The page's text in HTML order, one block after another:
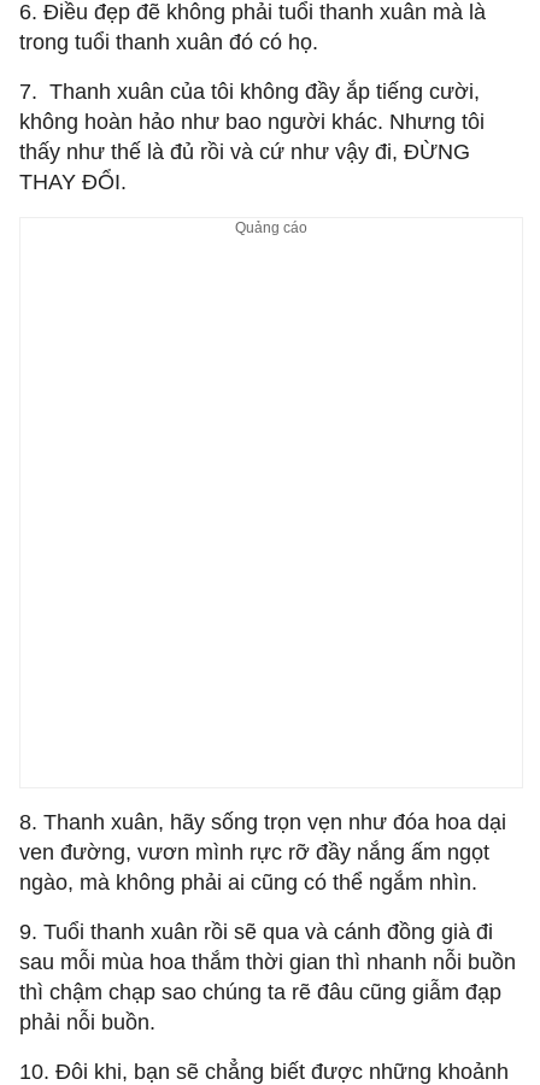
6. Điều đẹp đẽ không phải tuổi thanh xuân mà là
trong tuổi thanh xuân đó có họ.
7. Thanh xuân của tôi không đầy ắp tiếng cười,
không hoàn hảo như bao người khác. Nhưng tôi
thấy như thế là đủ rồi và cứ như vậy đi, ĐỪNG
THAY ĐỔI.
8. Thanh xuân, hãy sống trọn vẹn như đóa hoa dại
ven đường, vươn mình rực rỡ đầy nắng ấm ngọt
ngào, mà không phải ai cũng có thể ngắm nhìn.
9. Tuổi thanh xuân rồi sẽ qua và cánh đồng già đi
sau mỗi mùa hoa thắm thời gian thì nhanh nỗi buồn
thì chậm chạp sao chúng ta rẽ đâu cũng giẫm đạp
phải nỗi buồn.
10. Đôi khi, bạn sẽ chẳng biết được những khoảnh